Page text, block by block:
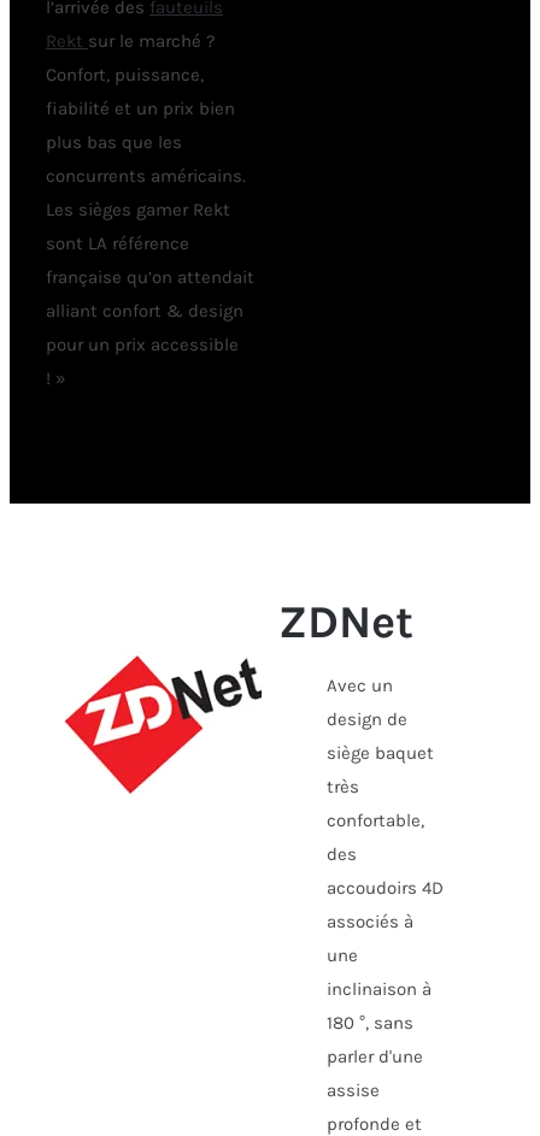
l’arrivée des fauteuils
Rekt sur le marché ?
Confort, puissance,
fiabilité et un prix bien
plus bas que les
concurrents américains.
Les sièges gamer Rekt
sont LA référence
française qu’on attendait
alliant confort & design
pour un prix accessible
! »
ZDNet
Avec un
design de
siège baquet
très
confortable,
des
accoudoirs 4D
associés à
une
inclinaison à
180 °, sans
parler d'une
assise
profonde et